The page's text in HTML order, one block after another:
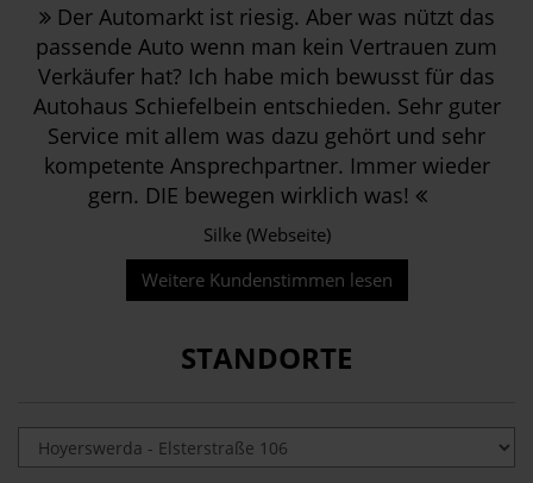
Der Automarkt ist riesig. Aber was nützt das
passende Auto wenn man kein Vertrauen zum
Verkäufer hat? Ich habe mich bewusst für das
Autohaus Schiefelbein entschieden. Sehr guter
Service mit allem was dazu gehört und sehr
kompetente Ansprechpartner. Immer wieder
gern. DIE bewegen wirklich was!
Silke (Webseite)
Weitere Kundenstimmen lesen
STANDORTE